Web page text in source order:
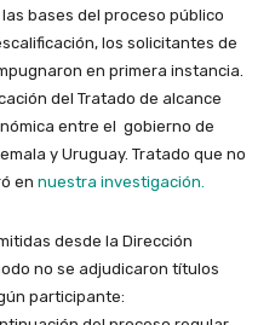
bases del proceso público
los solicitantes de
en primera instancia.
del Tratado de alcance
entre el gobierno de
y Uruguay. Tratado que no
en nuestra investigación.
desde la Dirección
no se adjudicaron títulos
participante: